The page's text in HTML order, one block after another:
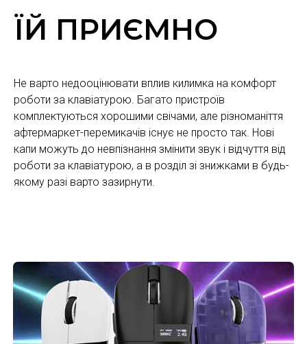
ЇЙ ПРИЄМНО
Не варто недооцінювати вплив килимка на комфорт
роботи за клавіатурою. Багато пристроїв
комплектуються хорошими свічами, але різноманіття
афтермаркет-перемикачів існує не просто так. Нові
капи можуть до невпізнання змінити звук і відчуття від
роботи за клавіатурою, а в розділ зі знижками в будь-
якому разі варто зазирнути.